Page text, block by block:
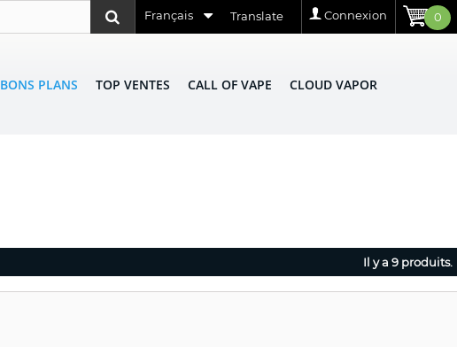
0
Connexion
Translate
Français
BONS PLANS TOP VENTES CALL OF VAPE CLOUD VAPOR
Il y a 9 produits.